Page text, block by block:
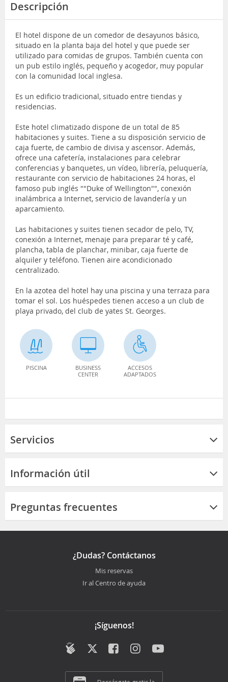
Descripción
El hotel dispone de un comedor de desayunos básico,
situado en la planta baja del hotel y que puede ser
utilizado para comidas de grupos. También cuenta con
un pub estilo inglés, pequeño y acogedor, muy popular
con la comunidad local inglesa.
Es un edificio tradicional, situado entre tiendas y
residencias.
Este hotel climatizado dispone de un total de 85
habitaciones y suites. Tiene a su disposición servicio de
caja fuerte, de cambio de divisa y ascensor. Además,
ofrece una cafetería, instalaciones para celebrar
conferencias y banquetes, un vídeo, librería, peluquería,
restaurante con servicio de habitaciones 24 horas, el
famoso pub inglés ""Duke of Wellington"", conexión
inalámbrica a Internet, servicio de lavandería y un
aparcamiento.
Las habitaciones y suites tienen secador de pelo, TV,
conexión a Internet, menaje para preparar té y café,
plancha, tabla de planchar, minibar, caja fuerte de
alquiler y teléfono. Tienen aire acondicionado
centralizado.
En la azotea del hotel hay una piscina y una terraza para
tomar el sol. Los huéspedes tienen acceso a un club de
playa privado, del club de yates St. Georges.
PISCINA
BUSINESS
CENTER
ACCESOS
ADAPTADOS
Servicios
Información útil
Preguntas frecuentes
¿Dudas? Contáctanos
Mis reservas
Ir al Centro de ayuda
¡Síguenos!